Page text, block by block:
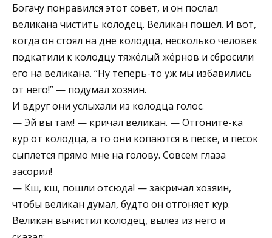
Богачу понравился этот совет, и он послал
великана чистить колодец. Великан пошёл. И вот,
когда он стоял на дне колодца, несколько человек
подкатили к колодцу тяжёлый жёрнов и сбросили
его на великана. “Ну теперь-то уж мы избавились
от него!” — подумал хозяин.
И вдруг они услыхали из колодца голос.
— Эй вы там! — кричал великан. — Отгоните-ка
кур от колодца, а то они копаются в песке, и песок
сыплется прямо мне на голову. Совсем глаза
засорил!
— Кш, кш, пошли отсюда! — закричал хозяин,
чтобы великан думал, будто он отгоняет кур.
Великан вычистил колодец, вылез из него и